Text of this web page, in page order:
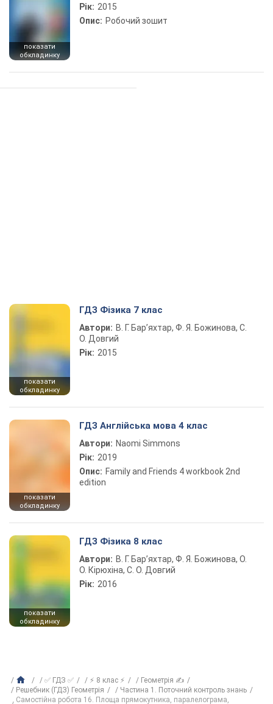
показати
обкладинку
Рік: 2015
Опис: Робочий зошит
показати
обкладинку
ГДЗ Фізика 7 клас
Автори: В. Г. Бар’яхтар, Ф. Я. Божинова, С.
О. Довгий
Рік: 2015
показати
обкладинку
ГДЗ Англійська мова 4 клас
Автори: Naomi Simmons
Рік: 2019
Опис: Family and Friends 4 workbook 2nd
edition
показати
обкладинку
ГДЗ Фізика 8 клас
Автори: В. Г. Бар’яхтар, Ф. Я. Божинова, О.
О. Кірюхіна, С. О. Довгий
Рік: 2016
✅ ГДЗ ✅ ⚡ 8 клас ⚡
Геометрія ✍
Решебник (ГДЗ) Геометрія
Частина 1. Поточний контроль знань
Самостійна робота 16. Площа прямокутника, паралелограма,